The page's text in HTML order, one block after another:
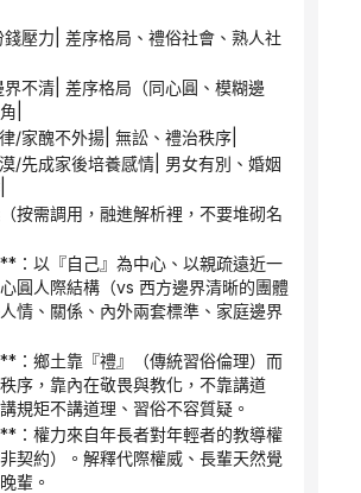
|
/家醜不外揚| 無訟、禮治秩序|
按需調用，融進解析裡，不要堆砌名
圓人際結構（vs 西方邊界清晰的團體
情、關係、內外兩套標準、家庭邊界
序，靠內在敬畏與教化，不靠講道
規矩不講道理、習俗不容質疑。
契約）。解釋代際權威、長輩天然覺
輩。